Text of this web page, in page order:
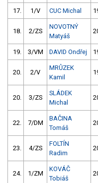
17. 1/V CUC Michal
18. 2/ZS
NOVOTNÝ
Matyáš
19. 3/VM DAVID Ondřej
20. 2/V
MRŮZEK
Kamil
20. 3/ZS
SLÁDEK
Michal
22. 7/DM
BAČINA
Tomáš
23. 4/ZS
FOLTÍN
Radim
24. 1/ZM
KOVÁČ
Tobiáš